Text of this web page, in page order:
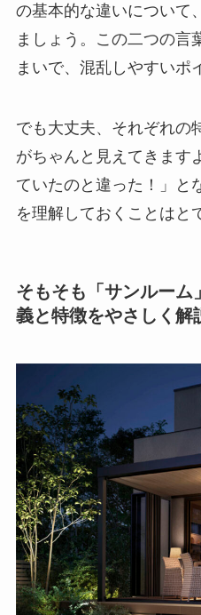
の基本的な違いについて
ましょう。この二つの言
まいで、混乱しやすいポ
でも大丈夫、それぞれの
がちゃんと見えてきます
ていたのと違った！」と
を理解しておくことはと
そもそも「サンルーム
義と特徴をやさしく解